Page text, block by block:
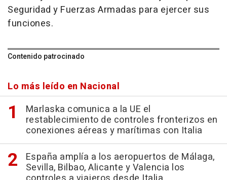
Seguridad y Fuerzas Armadas para ejercer sus
funciones.
Contenido patrocinado
Lo más leído en Nacional
Marlaska comunica a la UE el
restablecimiento de controles fronterizos en
conexiones aéreas y marítimas con Italia
España amplía a los aeropuertos de Málaga,
Sevilla, Bilbao, Alicante y Valencia los